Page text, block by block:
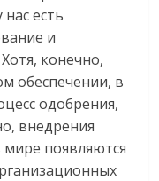
есть
и
конечно,
обеспечении, в
одобрения,
внедрения
появляются